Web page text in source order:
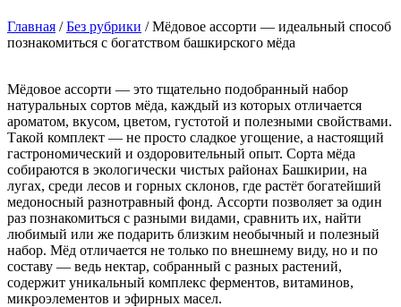
Главная /Без рубрики /Мёдовое ассорти — идеальный способ
познакомиться с богатством башкирского мёда
Мёдовое ассорти — это тщательно подобранный набор
натуральных сортов мёда, каждый из которых отличается
ароматом, вкусом, цветом, густотой и полезными свойствами.
Такой комплект — не просто сладкое угощение, а настоящий
гастрономический и оздоровительный опыт. Сорта мёда
собираются в экологически чистых районах Башкирии, на
лугах, среди лесов и горных склонов, где растёт богатейший
медоносный разнотравный фонд. Ассорти позволяет за один
раз познакомиться с разными видами, сравнить их, найти
любимый или же подарить близким необычный и полезный
набор. Мёд отличается не только по внешнему виду, но и по
составу — ведь нектар, собранный с разных растений,
содержит уникальный комплекс ферментов, витаминов,
микроэлементов и эфирных масел.